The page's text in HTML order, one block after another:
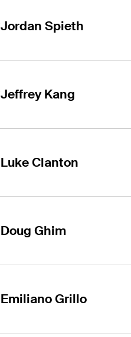
Jordan Spieth
Jeffrey Kang
Luke Clanton
Doug Ghim
Emiliano Grillo